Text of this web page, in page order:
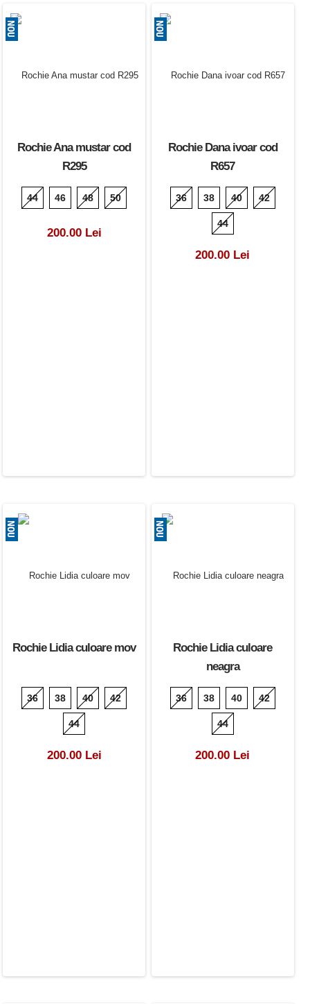
Rochie Ana mustar cod
R295
44 46 48 50
200.00 Lei
Rochie Dana ivoar cod
R657
36 38 40 42
44
200.00 Lei
Rochie Lidia culoare mov
36 38 40 42
44
200.00 Lei
Rochie Lidia culoare
neagra
36 38 40 42
44
200.00 Lei